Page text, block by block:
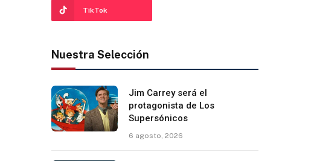
TikTok
Nuestra Selección
Jim Carrey será el
protagonista de Los
Supersónicos
6 agosto, 2026